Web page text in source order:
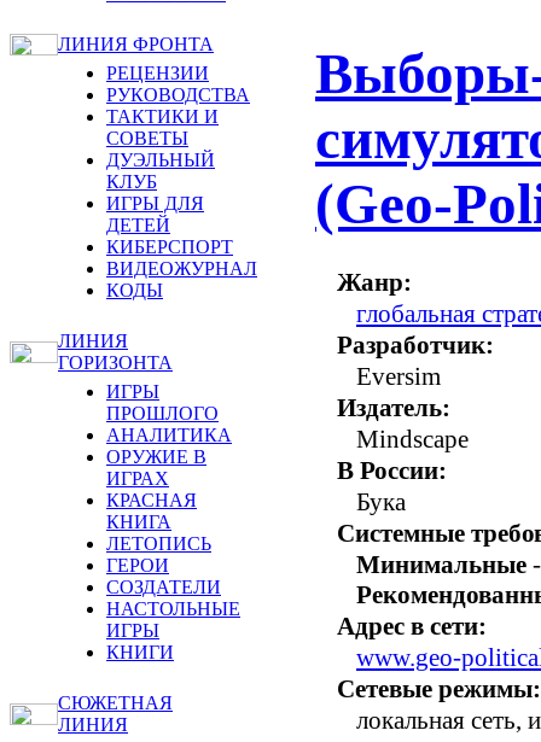
ЛИНИЯ ФРОНТА
РЕЦЕНЗИИ
РУКОВОДСТВА
ТАКТИКИ И
СОВЕТЫ
ДУЭЛЬНЫЙ
КЛУБ
ИГРЫ ДЛЯ
ДЕТЕЙ
КИБЕРСПОРТ
ВИДЕОЖУРНАЛ
КОДЫ
ЛИНИЯ
ГОРИЗОНТА
ИГРЫ
ПРОШЛОГО
АНАЛИТИКА
ОРУЖИЕ В
ИГРАХ
КРАСНАЯ
КНИГА
ЛЕТОПИСЬ
ГЕРОИ
СОЗДАТЕЛИ
НАСТОЛЬНЫЕ
ИГРЫ
КНИГИ
СЮЖЕТНАЯ
ЛИНИЯ
Выборы-
(Geo-
Жанр:
глобальная
Разработчик:
Eversim
Издатель:
Mindscape
В России:
Бука
Системные
Минимальные
Адрес в сети:
www.geo-
Сетевые режимы:
локальная сеть,